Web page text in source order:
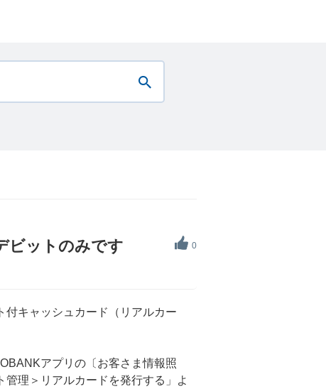
0
ビットのみです
キャッシュカード（リアルカー
アプリの〔お客さま情報照
理＞リアルカードを発行する」よ